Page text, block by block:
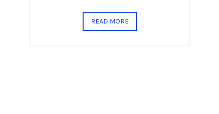
READ MORE